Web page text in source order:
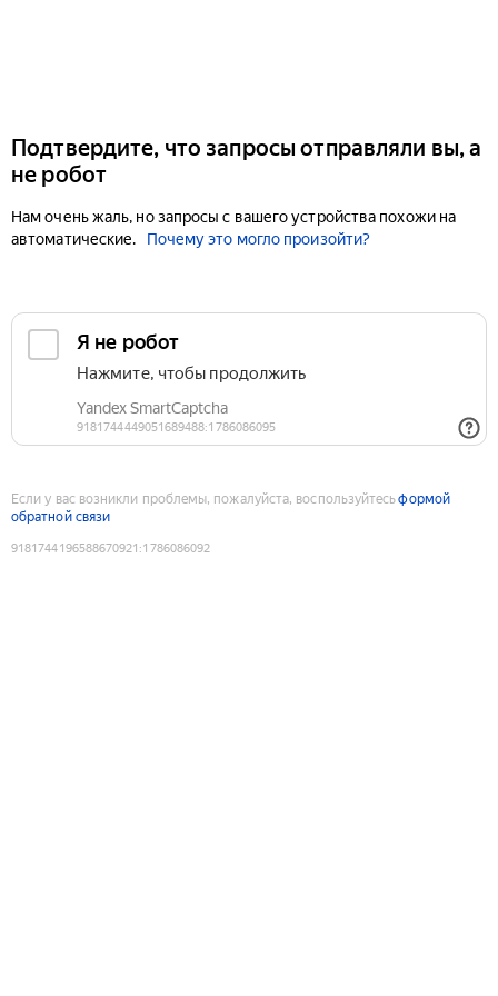
Подтвердите, что запросы отправляли вы, а
не робот
Нам очень жаль, но запросы с вашего устройства похожи на
автоматические.
Почему это могло произойти?
Если у вас возникли проблемы, пожалуйста, воспользуйтесьформой
обратной связи
9181744196588670921 :1786086092